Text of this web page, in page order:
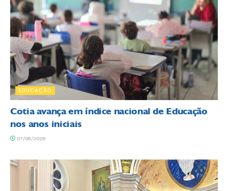
EDUCAÇÃO
Cotia avança em índice nacional de Educação
nos anos iniciais
07/08/2026